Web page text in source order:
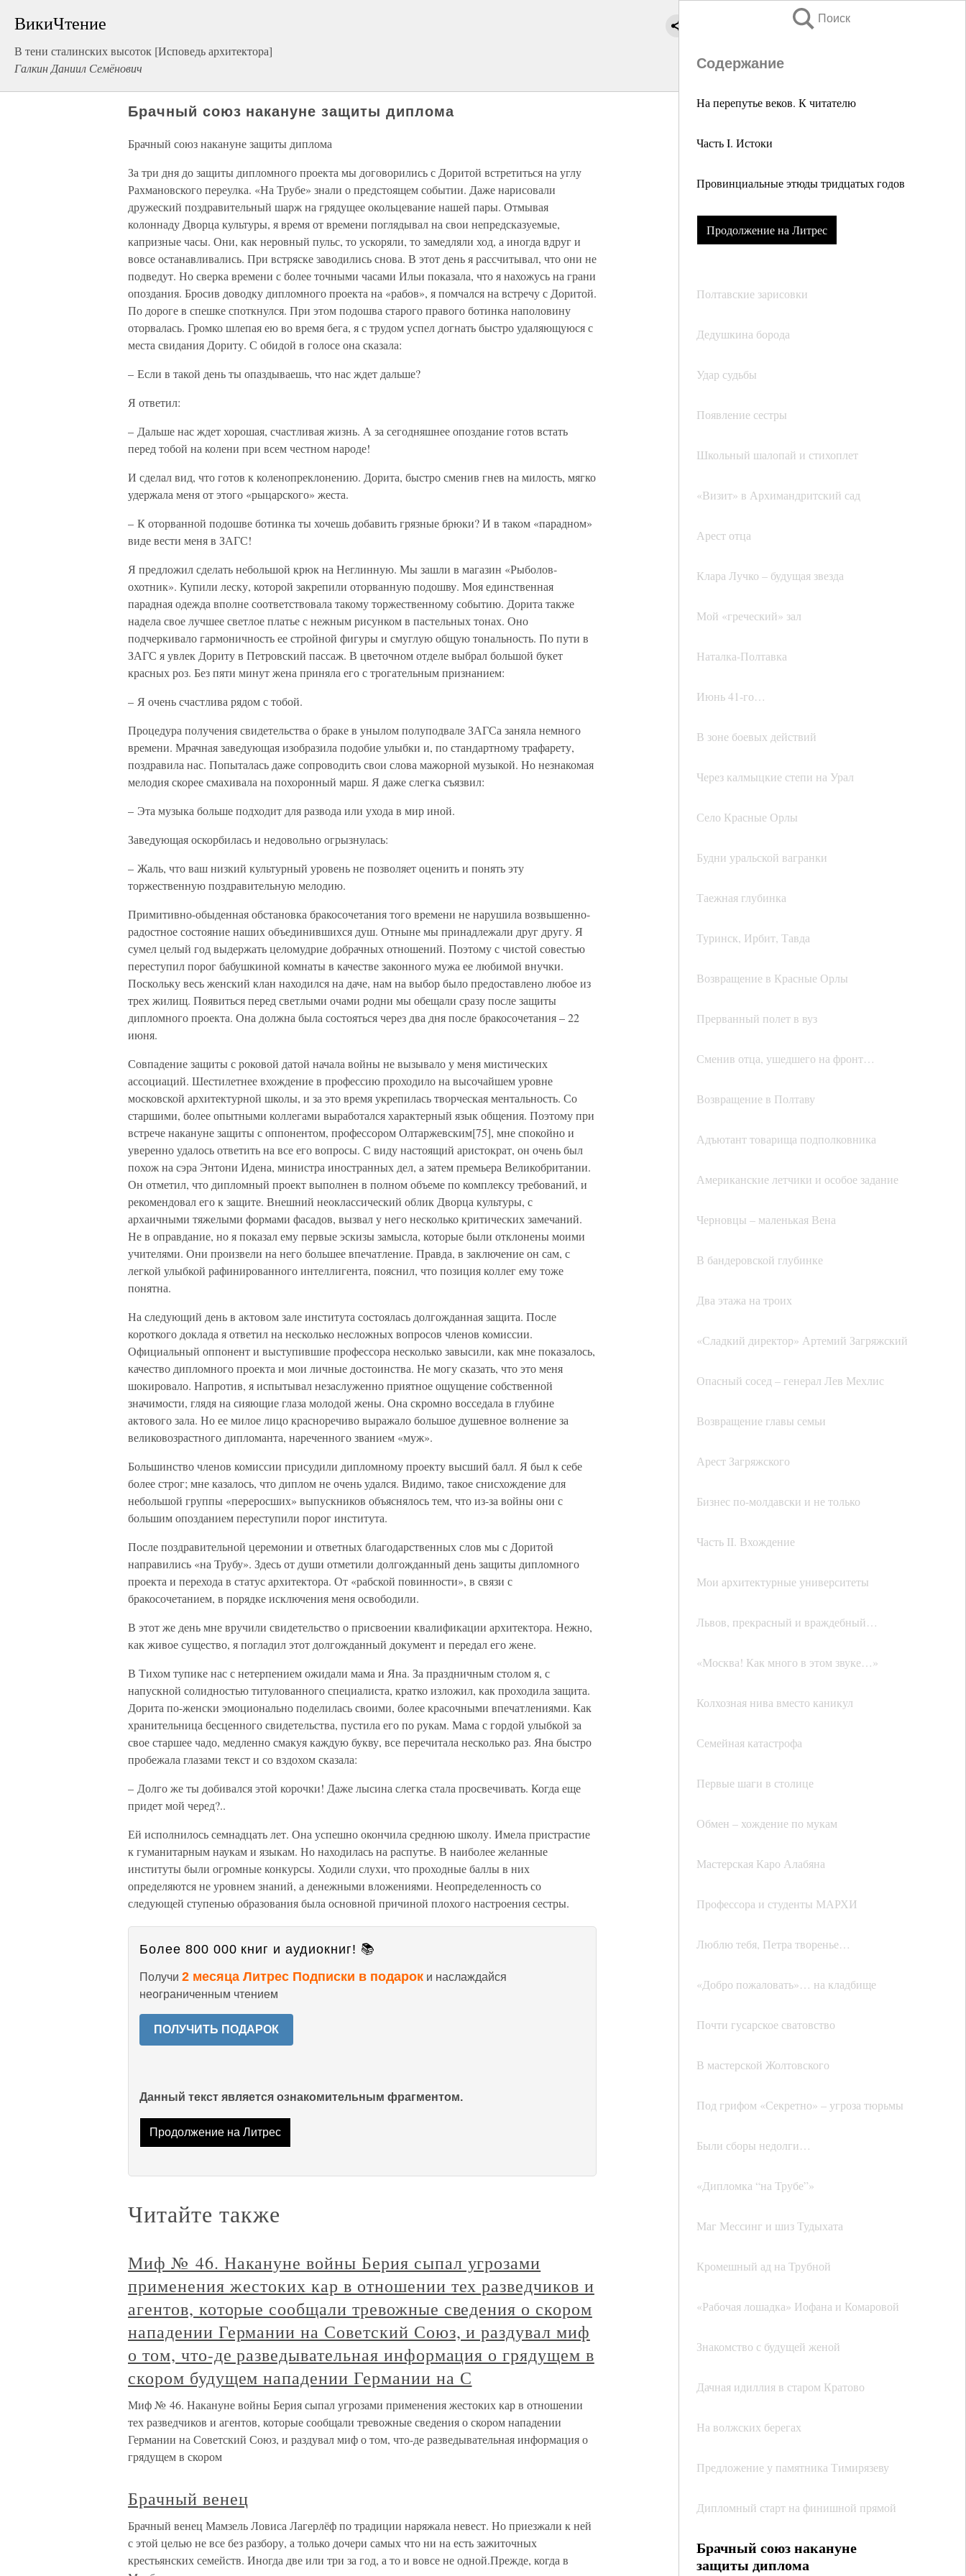
ВикиЧтение
В тени сталинских высоток [Исповедь архитектора]
Галкин Даниил Семёнович
Поиск
Содержание
На перепутье веков. К читателю
Часть I. Истоки
Провинциальные этюды тридцатых годов
Продолжение на Литрес
Полтавские зарисовки
Дедушкина борода
Удар судьбы
Появление сестры
Школьный шалопай и стихоплет
«Визит» в Архимандритский сад
Арест отца
Клара Лучко – будущая звезда
Мой «греческий» зал
Наталка-Полтавка
Июнь 41-го…
В зоне боевых действий
Через калмыцкие степи на Урал
Село Красные Орлы
Будни уральской вагранки
Таежная глубинка
Туринск, Ирбит, Тавда
Возвращение в Красные Орлы
Прерванный полет в вуз
Сменив отца, ушедшего на фронт…
Возвращение в Полтаву
Адъютант товарища подполковника
Американские летчики и особое задание
Черновцы – маленькая Вена
В бандеровской глубинке
Два этажа на троих
«Сладкий директор» Артемий Загряжский
Опасный сосед – генерал Лев Мехлис
Возвращение главы семьи
Арест Загряжского
Бизнес по-молдавски и не только
Часть II. Вхождение
Мои архитектурные университеты
Львов, прекрасный и враждебный…
«Москва! Как много в этом звуке…»
Колхозная нива вместо каникул
Семейная катастрофа
Первые шаги в столице
Обмен – хождение по мукам
Мастерская Каро Алабяна
Профессора и студенты МАРХИ
Люблю тебя, Петра творенье…
«Добро пожаловать»… на кладбище
Почти гусарское сватовство
В мастерской Жолтовского
Под грифом «Секретно» – угроза тюрьмы
Были сборы недолги…
«Дипломка “на Трубе”»
Маг Мессинг и шиз Тудыхата
Кромешный ад на Трубной
«Рабочая лошадка» Иофана и Комаровой
Знакомство с будущей женой
Дачная идиллия в старом Кратово
На волжских берегах
Предложение у памятника Тимирязеву
Дипломный старт на финишной прямой
Брачный союз накануне
защиты диплома
Брачный союз накануне защиты диплома
Брачный союз накануне защиты диплома
За три дня до защиты дипломного проекта мы договорились с Доритой встретиться на углу
Рахмановского переулка. «На Трубе» знали о предстоящем событии. Даже нарисовали
дружеский поздравительный шарж на грядущее окольцевание нашей пары. Отмывая
колоннаду Дворца культуры, я время от времени поглядывал на свои непредсказуемые,
капризные часы. Они, как неровный пульс, то ускоряли, то замедляли ход, а иногда вдруг и
вовсе останавливались. При встряске заводились снова. В этот день я рассчитывал, что они не
подведут. Но сверка времени с более точными часами Ильи показала, что я нахожусь на грани
опоздания. Бросив доводку дипломного проекта на «рабов», я помчался на встречу с Доритой.
По дороге в спешке споткнулся. При этом подошва старого правого ботинка наполовину
оторвалась. Громко шлепая ею во время бега, я с трудом успел догнать быстро удаляющуюся с
места свидания Дориту. С обидой в голосе она сказала:
– Если в такой день ты опаздываешь, что нас ждет дальше?
Я ответил:
– Дальше нас ждет хорошая, счастливая жизнь. А за сегодняшнее опоздание готов встать
перед тобой на колени при всем честном народе!
И сделал вид, что готов к коленопреклонению. Дорита, быстро сменив гнев на милость, мягко
удержала меня от этого «рыцарского» жеста.
– К оторванной подошве ботинка ты хочешь добавить грязные брюки? И в таком «парадном»
виде вести меня в ЗАГС!
Я предложил сделать небольшой крюк на Неглинную. Мы зашли в магазин «Рыболов-
охотник». Купили леску, которой закрепили оторванную подошву. Моя единственная
парадная одежда вполне соответствовала такому торжественному событию. Дорита также
надела свое лучшее светлое платье с нежным рисунком в пастельных тонах. Оно
подчеркивало гармоничность ее стройной фигуры и смуглую общую тональность. По пути в
ЗАГС я увлек Дориту в Петровский пассаж. В цветочном отделе выбрал большой букет
красных роз. Без пяти минут жена приняла его с трогательным признанием:
– Я очень счастлива рядом с тобой.
Процедура получения свидетельства о браке в унылом полуподвале ЗАГСа заняла немного
времени. Мрачная заведующая изобразила подобие улыбки и, по стандартному трафарету,
поздравила нас. Попыталась даже сопроводить свои слова мажорной музыкой. Но незнакомая
мелодия скорее смахивала на похоронный марш. Я даже слегка съязвил:
– Эта музыка больше подходит для развода или ухода в мир иной.
Заведующая оскорбилась и недовольно огрызнулась:
– Жаль, что ваш низкий культурный уровень не позволяет оценить и понять эту
торжественную поздравительную мелодию.
Примитивно-обыденная обстановка бракосочетания того времени не нарушила возвышенно-
радостное состояние наших объединившихся душ. Отныне мы принадлежали друг другу. Я
сумел целый год выдержать целомудрие добрачных отношений. Поэтому с чистой совестью
переступил порог бабушкиной комнаты в качестве законного мужа ее любимой внучки.
Поскольку весь женский клан находился на даче, нам на выбор было предоставлено любое из
трех жилищ. Появиться перед светлыми очами родни мы обещали сразу после защиты
дипломного проекта. Она должна была состояться через два дня после бракосочетания – 22
июня.
Совпадение защиты с роковой датой начала войны не вызывало у меня мистических
ассоциаций. Шестилетнее вхождение в профессию проходило на высочайшем уровне
московской архитектурной школы, и за это время укрепилась творческая ментальность. Со
старшими, более опытными коллегами выработался характерный язык общения. Поэтому при
встрече накануне защиты с оппонентом, профессором Олтаржевским[75], мне спокойно и
уверенно удалось ответить на все его вопросы. С виду настоящий аристократ, он очень был
похож на сэра Энтони Идена, министра иностранных дел, а затем премьера Великобритании.
Он отметил, что дипломный проект выполнен в полном объеме по комплексу требований, и
рекомендовал его к защите. Внешний неоклассический облик Дворца культуры, с
архаичными тяжелыми формами фасадов, вызвал у него несколько критических замечаний.
Не в оправдание, но я показал ему первые эскизы замысла, которые были отклонены моими
учителями. Они произвели на него большее впечатление. Правда, в заключение он сам, с
легкой улыбкой рафинированного интеллигента, пояснил, что позиция коллег ему тоже
понятна.
На следующий день в актовом зале института состоялась долгожданная защита. После
короткого доклада я ответил на несколько несложных вопросов членов комиссии.
Официальный оппонент и выступившие профессора несколько завысили, как мне показалось,
качество дипломного проекта и мои личные достоинства. Не могу сказать, что это меня
шокировало. Напротив, я испытывал незаслуженно приятное ощущение собственной
значимости, глядя на сияющие глаза молодой жены. Она скромно восседала в глубине
актового зала. Но ее милое лицо красноречиво выражало большое душевное волнение за
великовозрастного дипломанта, нареченного званием «муж».
Большинство членов комиссии присудили дипломному проекту высший балл. Я был к себе
более строг; мне казалось, что диплом не очень удался. Видимо, такое снисхождение для
небольшой группы «переросших» выпускников объяснялось тем, что из-за войны они с
большим опозданием переступили порог института.
После поздравительной церемонии и ответных благодарственных слов мы с Доритой
направились «на Трубу». Здесь от души отметили долгожданный день защиты дипломного
проекта и перехода в статус архитектора. От «рабской повинности», в связи с
бракосочетанием, в порядке исключения меня освободили.
В этот же день мне вручили свидетельство о присвоении квалификации архитектора. Нежно,
как живое существо, я погладил этот долгожданный документ и передал его жене.
В Тихом тупике нас с нетерпением ожидали мама и Яна. За праздничным столом я, с
напускной солидностью титулованного специалиста, кратко изложил, как проходила защита.
Дорита по-женски эмоционально поделилась своими, более красочными впечатлениями. Как
хранительница бесценного свидетельства, пустила его по рукам. Мама с гордой улыбкой за
свое старшее чадо, медленно смакуя каждую букву, все перечитала несколько раз. Яна быстро
пробежала глазами текст и со вздохом сказала:
– Долго же ты добивался этой корочки! Даже лысина слегка стала просвечивать. Когда еще
придет мой черед?..
Ей исполнилось семнадцать лет. Она успешно окончила среднюю школу. Имела пристрастие
к гуманитарным наукам и языкам. Но находилась на распутье. В наиболее желанные
институты были огромные конкурсы. Ходили слухи, что проходные баллы в них
определяются не уровнем знаний, а денежными вложениями. Неопределенность со
следующей ступенью образования была основной причиной плохого настроения сестры.
Более 800 000 книг и аудиокниг! 📚
Получи 2 месяца Литрес Подписки в подарок и наслаждайся
неограниченным чтением
ПОЛУЧИТЬ ПОДАРОК
Данный текст является ознакомительным фрагментом.
Продолжение на Литрес
Читайте также
Миф № 46. Накануне войны Берия сыпал угрозами
применения жестоких кар в отношении тех разведчиков и
агентов, которые сообщали тревожные сведения о скором
нападении Германии на Советский Союз, и раздувал миф
о том, что-де разведывательная информация о грядущем в
скором будущем нападении Германии на С
Миф № 46. Накануне войны Берия сыпал угрозами применения жестоких кар в отношении
тех разведчиков и агентов, которые сообщали тревожные сведения о скором нападении
Германии на Советский Союз, и раздувал миф о том, что-де разведывательная информация о
грядущем в скором
Брачный венец
Брачный венец Мамзель Ловиса Лагерлёф по традиции наряжала невест. Но приезжали к ней
с этой целью не все без разбору, а только дочери самых что ни на есть зажиточных
крестьянских семейств. Иногда две или три за год, а то и вовсе не одной.Прежде, когда в